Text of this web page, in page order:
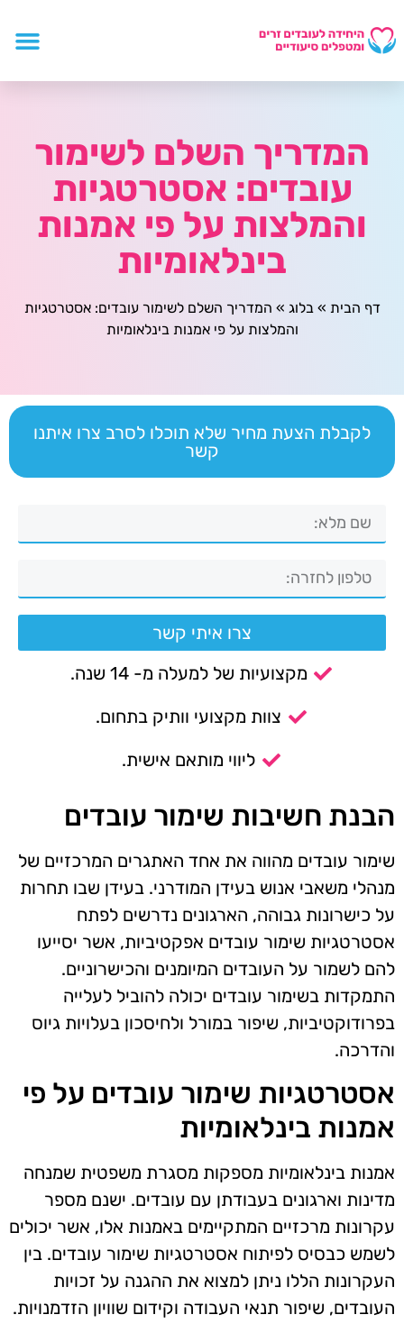
המדריך השלם לשימור
עובדים: אסטרטגיות
והמלצות על פי אמנות
בינלאומיות
דף הבית »בלוג » המדריך השלם לשימור עובדים: אסטרטגיות
והמלצות על פי אמנות בינלאומיות
לקבלת הצעת מחיר שלא תוכלו לסרב צרו איתנו
קשר
צרו איתי קשר
מקצועיות של למעלה מ- 14 שנה.
צוות מקצועי וותיק בתחום.
ליווי מותאם אישית.
הבנת חשיבות שימור עובדים
שימור עובדים מהווה את אחד האתגרים המרכזיים של
מנהלי משאבי אנוש בעידן המודרני. בעידן שבו תחרות
על כישרונות גבוהה, הארגונים נדרשים לפתח
אסטרטגיות שימור עובדים אפקטיביות, אשר יסייעו
להם לשמור על העובדים המיומנים והכישרוניים.
התמקדות בשימור עובדים יכולה להוביל לעלייה
בפרודוקטיביות, שיפור במורל ולחיסכון בעלויות גיוס
והדרכה.
אסטרטגיות שימור עובדים על פי
אמנות בינלאומיות
אמנות בינלאומיות מספקות מסגרת משפטית שמנחה
מדינות וארגונים בעבודתן עם עובדים. ישנם מספר
עקרונות מרכזיים המתקיימים באמנות אלו, אשר יכולים
לשמש כבסיס לפיתוח אסטרטגיות שימור עובדים. בין
העקרונות הללו ניתן למצוא את ההגנה על זכויות
העובדים, שיפור תנאי העבודה וקידום שוויון הזדמנויות.